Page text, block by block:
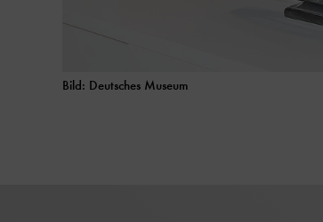
Bild: Deutsches Museum